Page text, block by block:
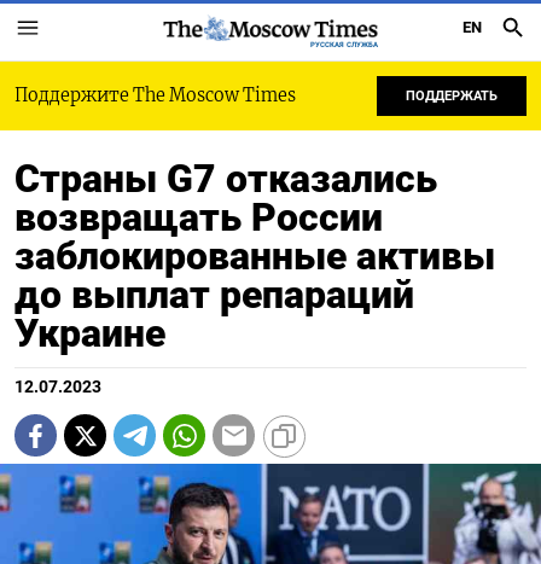
РУССКАЯ СЛУЖБА
EN
Поддержите The Moscow Times ПОДДЕРЖАТЬ
Страны G7 отказались
возвращать России
заблокированные активы
до выплат репараций
Украине
12.07.2023